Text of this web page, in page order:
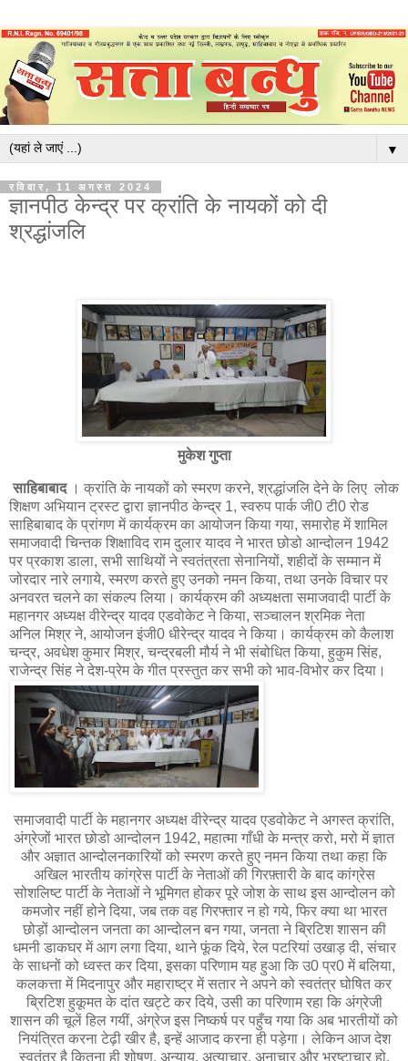
▼
रविवार, 11 अगस्त 2024
ज्ञानपीठ केन्द्र पर क्रांति के नायकों को दी
श्रद्धांजलि
मुकेश गुप्ता
साहिबाबाद। क्रांति के नायकों को स्मरण करने, श्रद्धांजलि देने के लिए लोक
शिक्षण अभियान ट्रस्ट द्वारा ज्ञानपीठ केन्द्र 1, स्वरुप पार्क जी0 टी0 रोड
साहिबाबाद के प्रांगण में कार्यक्रम का आयोजन किया गया, समारोह में शामिल
समाजवादी चिन्तक शिक्षाविद राम दुलार यादव ने भारत छोडो आन्दोलन 1942
पर प्रकाश डाला, सभी साथियों ने स्वतंत्रता सेनानियों, शहीदों के सम्मान में
जोरदार नारे लगाये, स्मरण करते हुए उनको नमन किया, तथा उनके विचार पर
अनवरत चलने का संकल्प लिया। कार्यक्रम की अध्यक्षता समाजवादी पार्टी के
महानगर अध्यक्ष वीरेन्द्र यादव एडवोकेट ने किया, सञ्चालन श्रमिक नेता
अनिल मिश्र ने, आयोजन इंजी0 धीरेन्द्र यादव ने किया। कार्यक्रम को कैलाश
चन्द्र, अवधेश कुमार मिश्र, चन्द्रबली मौर्य ने भी संबोधित किया, हुकुम सिंह,
राजेन्द्र सिंह ने देश-प्रेम के गीत प्रस्तुत कर सभी को भाव-विभोर कर दिया।
समाजवादी पार्टी के महानगर अध्यक्ष वीरेन्द्र यादव एडवोकेट ने अगस्त क्रांति,
अंग्रेजों भारत छोडो आन्दोलन 1942, महात्मा गाँधी के मन्त्र करो, मरो में ज्ञात
और अज्ञात आन्दोलनकारियों को स्मरण करते हुए नमन किया तथा कहा कि
अखिल भारतीय कांग्रेस पार्टी के नेताओं की गिरफ़्तारी के बाद कांग्रेस
सोशलिष्ट पार्टी के नेताओं ने भूमिगत होकर पूरे जोश के साथ इस आन्दोलन को
कमजोर नहीं होने दिया, जब तक वह गिरफ्तार न हो गये, फिर क्या था भारत
छोड़ों आन्दोलन जनता का आन्दोलन बन गया, जनता ने ब्रिटिश शासन की
धमनी डाकघर में आग लगा दिया, थाने फूंक दिये, रेल पटरियां उखाड़ दी, संचार
के साधनों को ध्वस्त कर दिया, इसका परिणाम यह हुआ कि उ0 प्र0 में बलिया,
कलकत्ता में मिदनापुर और महाराष्ट्र में सतार ने अपने को स्वतंत्र घोषित कर
ब्रिटिश हुकूमत के दांत खट्टे कर दिये, उसी का परिणाम रहा कि अंग्रेजी
शासन की चूलें हिल गयीं, अंग्रेज इस निष्कर्ष पर पहुँच गया कि अब भारतीयों को
नियंत्रित करना टेढ़ी खीर है, इन्हें आजाद करना ही पड़ेगा। लेकिन आज देश
स्वतंत्र है कितना ही शोषण, अन्याय, अत्याचार, अनाचार और भ्रष्टाचार हो,